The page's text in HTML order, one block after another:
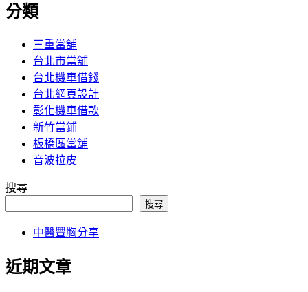
分類
三重當舖
台北市當舖
台北機車借錢
台北網頁設計
彰化機車借款
新竹當鋪
板橋區當舖
音波拉皮
搜尋
搜尋
中醫豐胸分享
近期文章